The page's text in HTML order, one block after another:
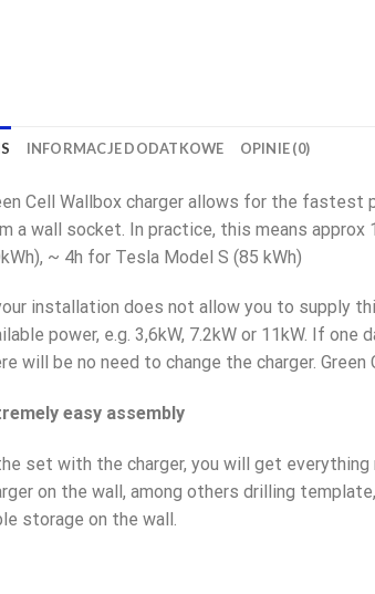
INFORMACJE DODATKOWE OPINIE (0)
Cell Wallbox charger allows for the
a wall socket. In practice, this means approx
~ 4h for Tesla Model S (85 kWh)
installation does not allow you to supply
power, e.g. 3,6kW, 7.2kW or 11kW. If
will be no need to change the charger.
easy assembly
set with the charger, you will get
on the wall, among others drilling
storage on the wall.